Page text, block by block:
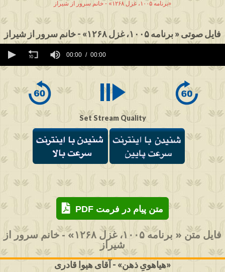
برنامه ۱۰۰۵، غزل ۱۲۶۸» - خانم سرور از شیراز»
فایل صوتی « برنامه ۱۰۰۵، غزل ۱۲۶۸» - خانم سرور از شیراز
seconds
0
00:00 00:00
Set Stream Quality
PDF متن پیام در فرمت
فایل متن « برنامه ۱۰۰۵، غزل ۱۲۶۸» - خانم سرور از
شیراز
هیاهویِ ذهن» - آقای هیوا قادری»